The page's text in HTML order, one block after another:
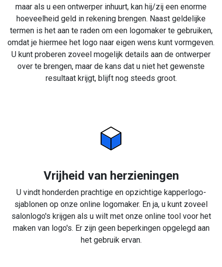
maar als u een ontwerper inhuurt, kan hij/zij een enorme
hoeveelheid geld in rekening brengen. Naast geldelijke
termen is het aan te raden om een logomaker te gebruiken,
omdat je hiermee het logo naar eigen wens kunt vormgeven.
U kunt proberen zoveel mogelijk details aan de ontwerper
over te brengen, maar de kans dat u niet het gewenste
resultaat krijgt, blijft nog steeds groot.
Vrijheid van herzieningen
U vindt honderden prachtige en opzichtige kapperlogo-
sjablonen op onze online logomaker. En ja, u kunt zoveel
salonlogo's krijgen als u wilt met onze online tool voor het
maken van logo's. Er zijn geen beperkingen opgelegd aan
het gebruik ervan.